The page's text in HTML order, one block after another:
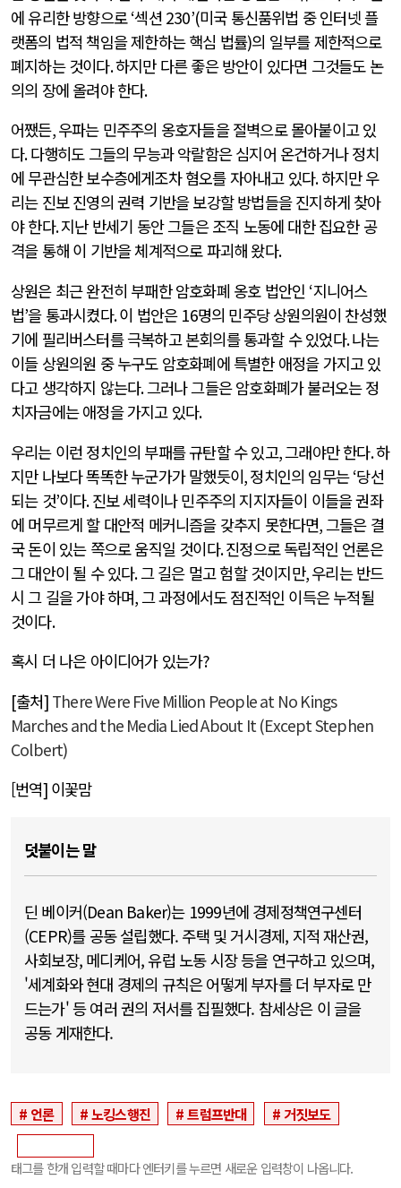
에 유리한 방향으로‘섹션 230’(미국 통신품위법 중 인터넷 플
랫폼의 법적 책임을 제한하는 핵심 법률)의 일부를 제한적으로
폐지하는 것이다.하지만 다른 좋은 방안이 있다면 그것들도 논
의의 장에 올려야 한다.
어쨌든,우파는 민주주의 옹호자들을 절벽으로 몰아붙이고 있
다.다행히도 그들의 무능과 악랄함은 심지어 온건하거나 정치
에 무관심한 보수층에게조차 혐오를 자아내고 있다.하지만 우
리는 진보 진영의 권력 기반을 보강할 방법들을 진지하게 찾아
야 한다.지난 반세기 동안 그들은 조직 노동에 대한 집요한 공
격을 통해 이 기반을 체계적으로 파괴해 왔다.
상원은 최근 완전히 부패한 암호화폐 옹호 법안인 ‘지니어스
법’을 통과시켰다.이 법안은 16명의 민주당 상원의원이 찬성했
기에 필리버스터를 극복하고 본회의를 통과할 수 있었다.나는
이들 상원의원 중 누구도 암호화폐에 특별한 애정을 가지고 있
다고 생각하지 않는다.그러나 그들은 암호화폐가 불러오는 정
치자금에는 애정을 가지고 있다.
우리는 이런 정치인의 부패를 규탄할 수 있고,그래야만 한다.하
지만 나보다 똑똑한 누군가가 말했듯이,정치인의 임무는‘당선
되는 것’이다.진보 세력이나 민주주의 지지자들이 이들을 권좌
에 머무르게 할 대안적 메커니즘을 갖추지 못한다면,그들은 결
국 돈이 있는 쪽으로 움직일 것이다.진정으로 독립적인 언론은
그 대안이 될 수 있다.그 길은 멀고 험할 것이지만,우리는 반드
시 그 길을 가야 하며,그 과정에서도 점진적인 이득은 누적될
것이다.
혹시 더 나은 아이디어가 있는가?
[출처] There Were Five Million People at No Kings
Marches and the Media Lied About It (Except Stephen
Colbert)
[번역] 이꽃맘
덧붙이는 말
딘 베이커(Dean Baker)는 1999년에 경제정책연구센터
(CEPR)를 공동 설립했다. 주택 및 거시경제, 지적 재산권,
사회보장, 메디케어, 유럽 노동 시장 등을 연구하고 있으며,
'세계화와 현대 경제의 규칙은 어떻게 부자를 더 부자로 만
드는가' 등 여러 권의 저서를 집필했다. 참세상은 이 글을
공동 게재한다.
언론 노킹스행진 트럼프반대 거짓보도
태그를 한개 입력할 때마다 엔터키를 누르면 새로운 입력창이 나옵니다.